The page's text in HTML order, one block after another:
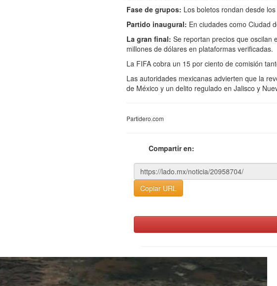
Fase de grupos: Los boletos rondan desde
Partido inaugural: En ciudades como Ciudad
La gran final: Se reportan precios que oscilan
millones de dólares en plataformas verificadas.
La FIFA cobra un 15 por ciento de comisión
Las autoridades mexicanas advierten que la
de México y un delito regulado en Jalisco y
Partidero.com
Compartir en:
Copiar URL